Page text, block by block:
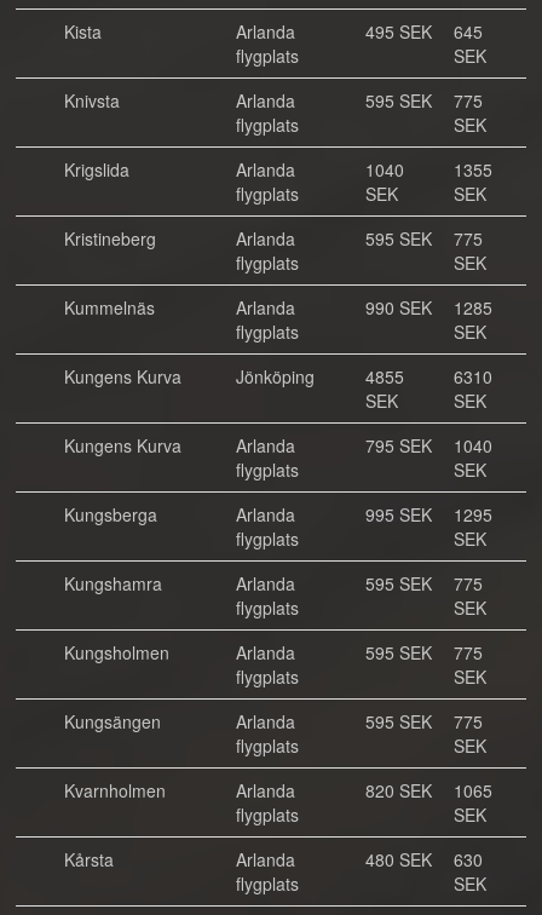
Kista
Arlanda
flygplats
495 SEK
645
SEK
Knivsta
Arlanda
flygplats
595 SEK
775
SEK
Krigslida
Arlanda
flygplats
1040
SEK
1355
SEK
Kristineberg
Arlanda
flygplats
595 SEK
775
SEK
Kummelnäs
Arlanda
flygplats
990 SEK
1285
SEK
Kungens Kurva
Jönköping
4855
SEK
6310
SEK
Kungens Kurva
Arlanda
flygplats
795 SEK
1040
SEK
Kungsberga
Arlanda
flygplats
995 SEK
1295
SEK
Kungshamra
Arlanda
flygplats
595 SEK
775
SEK
Kungsholmen
Arlanda
flygplats
595 SEK
775
SEK
Kungsängen
Arlanda
flygplats
595 SEK
775
SEK
Kvarnholmen
Arlanda
flygplats
820 SEK
1065
SEK
Kårsta
Arlanda
flygplats
480 SEK
630
SEK